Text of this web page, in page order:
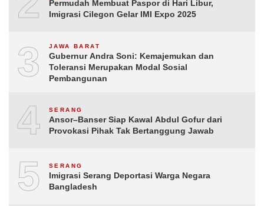
Permudah Membuat Paspor di Hari Libur,
Imigrasi Cilegon Gelar IMI Expo 2025
3 JAWA BARAT
Gubernur Andra Soni: Kemajemukan dan
Toleransi Merupakan Modal Sosial
Pembangunan
4 SERANG
Ansor–Banser Siap Kawal Abdul Gofur dari
Provokasi Pihak Tak Bertanggung Jawab
5 SERANG
Imigrasi Serang Deportasi Warga Negara
Bangladesh